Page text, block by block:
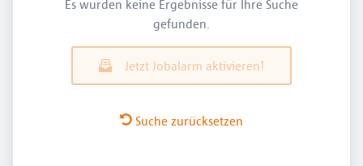
Es wurden keine Ergebnisse für Ihre Suche
gefunden.
Jetzt Jobalarm aktivieren!
Suche zurücksetzen